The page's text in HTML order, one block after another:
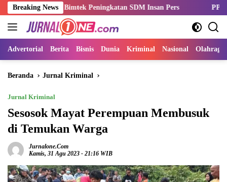
Langsung
ke
konten
Breaking News
Bimtek Peningkatan SDM Insan Pers PPSPI Kukuhkan
Advertorial Berita Bisnis Dunia Kriminal Nasional Olahraga
Beranda Jurnal Kriminal
Jurnal Kriminal
Sesosok Mayat Perempuan Membusuk
di Temukan Warga
Jurnalone.com
Kamis, 31 Agu 2023 - 21:16 WIB